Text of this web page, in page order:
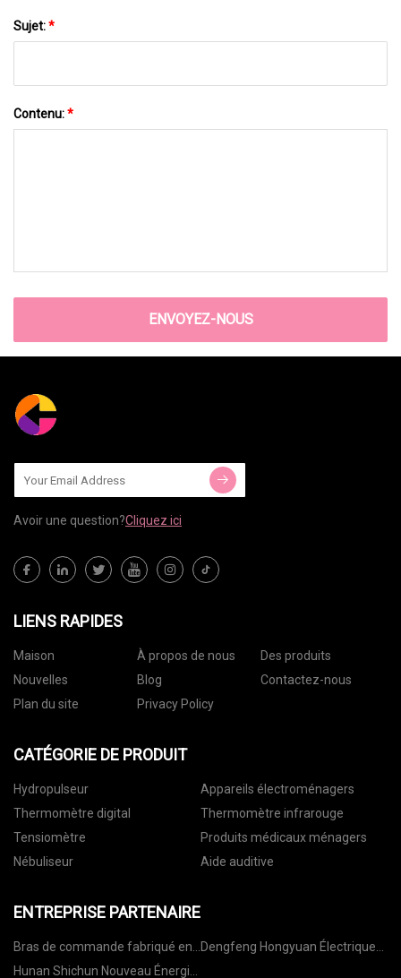
Sujet:*
Contenu:*
ENVOYEZ-NOUS
Avoir une question?Cliquez ici
LIENS RAPIDES
Maison À propos de nous
Des produits
Nouvelles
Blog
Contactez-nous
Plan du site
Privacy Policy
CATÉGORIE DE PRODUIT
Hydropulseur
Appareils électroménagers
Thermomètre digital
Thermomètre infrarouge
Tensiomètre
Produits médicaux ménagers
Nébuliseur
Aide auditive
ENTREPRISE PARTENAIRE
Bras de commande fabriqué en
Chine
Dengfeng Hongyuan Électrique
Hunan Shichun Nouveau Énergie